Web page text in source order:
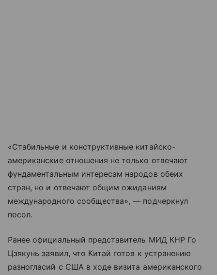
«Стабильные и конструктивные китайско-
американские отношения не только отвечают
фундаментальным интересам народов обеих
стран, но и отвечают общим ожиданиям
международного сообщества», — подчеркнул
посол.
Ранее официальный представитель МИД КНР Го
Цзякунь заявил, что Китай готов к устранению
разногласий с США в ходе визита американского